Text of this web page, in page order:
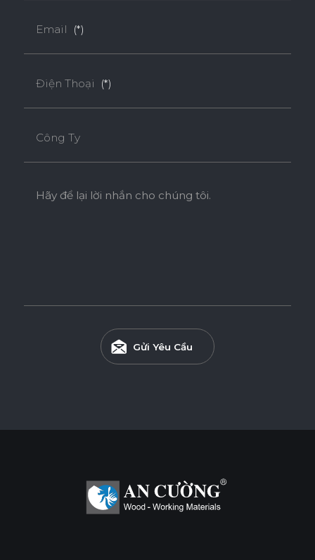
năng chống nước vượt trội và chống mối mọt hiệu quả, phù
hợp cho các khu vực ẩm ướt như nhà tắm, bếp và khu giặt.
CHỐNG MỐI MỌT CHỐNG TRẦY XƯỚC CAO
Email (*)
Điện Thoại (*)
Công Ty
Hãy để lại lời nhắn cho chúng tôi.
Gửi Yêu Cầu